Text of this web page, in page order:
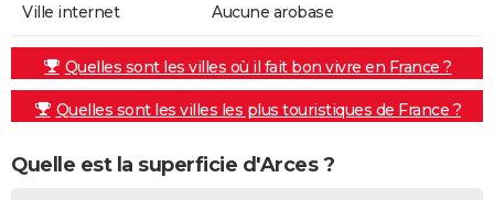
Ville internet Aucune arobase
Quelles sont les villes où il fait bon vivre en France ?
Quelles sont les villes les plus touristiques de France ?
Quelle est la superficie d'Arces ?